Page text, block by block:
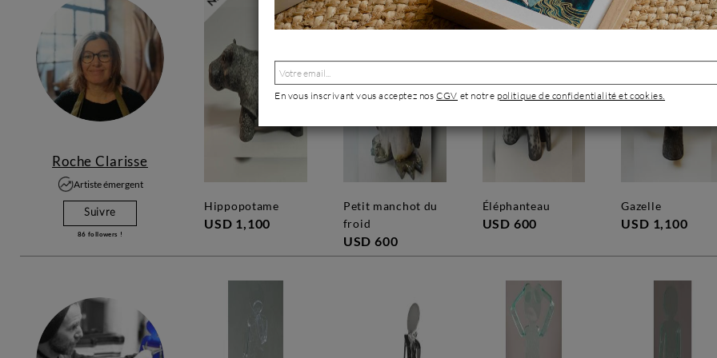
Roche Clarisse
Artiste émergent
Suivre
86 followers !
hippopotame
USD 1,100
petit manchot du
froid
USD 600
éléphanteau
USD 600
gazelle
USD 1,100
En vous inscrivant vous acceptez nosCGV et notre politique de confidentialité et cookies.